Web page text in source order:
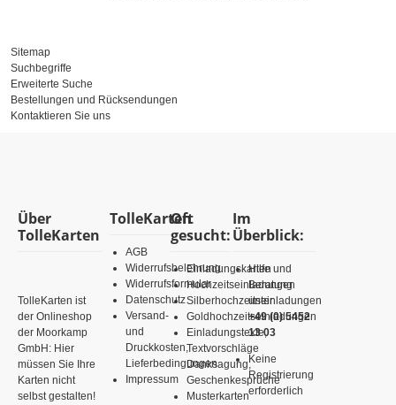
Sitemap
Suchbegriffe
Erweiterte Suche
Bestellungen und Rücksendungen
Kontaktieren Sie uns
Über
TolleKarten
TolleKarten ist
der Onlineshop
der Moorkamp
GmbH: Hier
müssen Sie Ihre
Karten nicht
selbst gestalten!
TolleKarten
AGB
Widerrufsbelehrung
Widerrufsformular
Datenschutz
Versand-
und
Druckkosten,
Lieferbedingungen
Impressum
Oft
gesucht:
Einladungskarten
Hochzeitseinladungen
Silberhochzeitseinladungen
Goldhochzeitseinladungen
Einladungstexte,
Textvorschläge
Danksagung,
Geschenkesprüche
Musterkarten
Im
Überblick:
Hilfe und
Beratung
unter
+49 (0) 5452
13 03
Keine
Registrierung
erforderlich